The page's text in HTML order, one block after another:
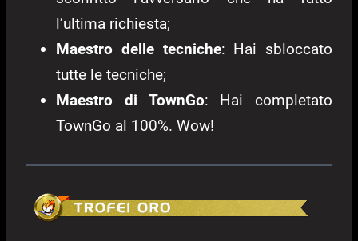
l’ultima richiesta;
Maestro delle tecniche: Hai sbloccato
tutte le tecniche;
Maestro di TownGo: Hai completato
TownGo al 100%. Wow!